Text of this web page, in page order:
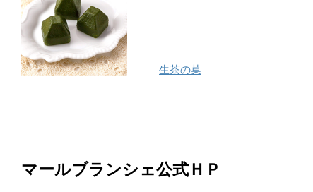
生茶の菓
マールブランシェ公式ＨＰ